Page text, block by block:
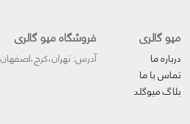
میو گالری
درباره ما
تماس با ما
بلاگ میوگلد
فروشگاه میو گالری
آدرس: تهران،کرج،اصفهان